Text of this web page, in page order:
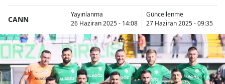
CANN
Yayınlanma
26 Haziran 2025 - 14:08
Güncellenme
27 Haziran 2025 - 09:35